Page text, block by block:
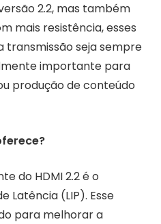
2.2, mas também
mais resistência, esses
transmissão seja sempre
importante para
produção de conteúdo
do HDMI 2.2 é o
Latência (LIP). Esse
para melhorar a